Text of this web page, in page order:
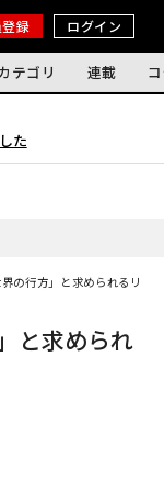
録 ログイン
テゴリ 連載
た
の行方」と求められるリー
と求められ